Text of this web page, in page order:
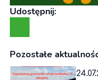
Udostępnij:
Pozostałe